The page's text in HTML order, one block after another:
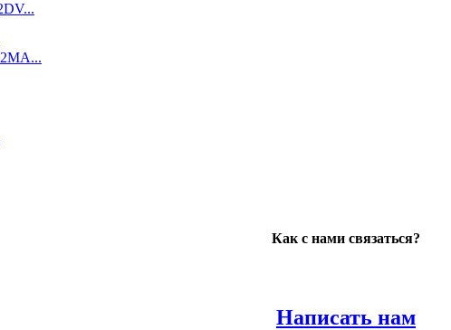
Как с нами связаться?
Написать нам